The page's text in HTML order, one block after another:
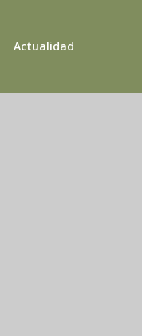
Actualidad